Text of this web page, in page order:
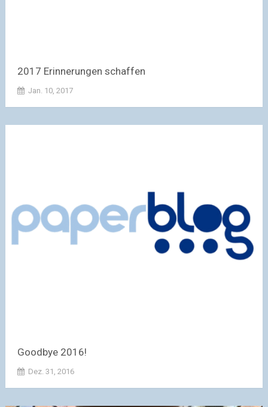
2017 Erinnerungen schaffen
Jan. 10, 2017
Goodbye 2016!
Dez. 31, 2016